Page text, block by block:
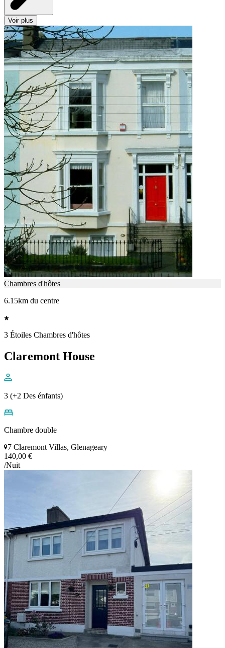
Voir plus
Chambres d'hôtes
6.15km du centre
3 Étoiles Chambres d'hôtes
Claremont House
3 (+2 Des énfants)
Chambre double
7 Claremont Villas, Glenageary
140,00 €
/Nuit